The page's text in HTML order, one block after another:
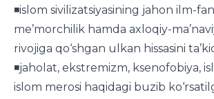
◾️islom sivilizatsiyasining jahon ilm-
me’morchilik hamda axloqiy-
rivojiga qo‘shgan ulkan hissasini
◾️jaholat, ekstremizm, ksenofobiya,
islom merosi haqidagi buzib